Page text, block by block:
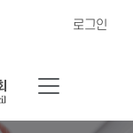
로그인